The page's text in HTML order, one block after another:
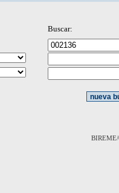
Buscar:
BIREME/